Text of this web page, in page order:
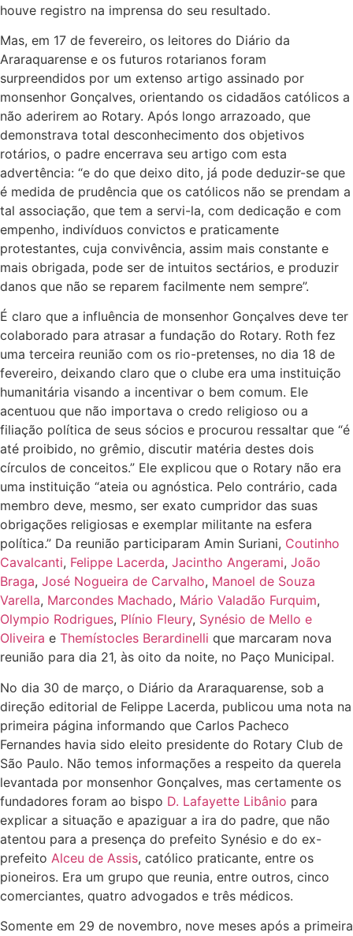
houve registro na imprensa do seu resultado.
Mas, em 17 de fevereiro, os leitores do Diário da
Araraquarense e os futuros rotarianos foram
surpreendidos por um extenso artigo assinado por
monsenhor Gonçalves, orientando os cidadãos católicos a
não aderirem ao Rotary. Após longo arrazoado, que
demonstrava total desconhecimento dos objetivos
rotários, o padre encerrava seu artigo com esta
advertência: “e do que deixo dito, já pode deduzir-se que
é medida de prudência que os católicos não se prendam a
tal associação, que tem a servi-la, com dedicação e com
empenho, indivíduos convictos e praticamente
protestantes, cuja convivência, assim mais constante e
mais obrigada, pode ser de intuitos sectários, e produzir
danos que não se reparem facilmente nem sempre”.
É claro que a influência de monsenhor Gonçalves deve ter
colaborado para atrasar a fundação do Rotary. Roth fez
uma terceira reunião com os rio-pretenses, no dia 18 de
fevereiro, deixando claro que o clube era uma instituição
humanitária visando a incentivar o bem comum. Ele
acentuou que não importava o credo religioso ou a
filiação política de seus sócios e procurou ressaltar que “é
até proibido, no grêmio, discutir matéria destes dois
círculos de conceitos.” Ele explicou que o Rotary não era
uma instituição “ateia ou agnóstica. Pelo contrário, cada
membro deve, mesmo, ser exato cumpridor das suas
obrigações religiosas e exemplar militante na esfera
política.” Da reunião participaram Amin Suriani, Coutinho
Cavalcanti, Felippe Lacerda, Jacintho Angerami, João
Braga, José Nogueira de Carvalho, Manoel de Souza
Varella, Marcondes Machado, Mário Valadão Furquim,
Olympio Rodrigues, Plínio Fleury, Synésio de Mello e
Oliveira e Themístocles Berardinelli que marcaram nova
reunião para dia 21, às oito da noite, no Paço Municipal.
No dia 30 de março, o Diário da Araraquarense, sob a
direção editorial de Felippe Lacerda, publicou uma nota na
primeira página informando que Carlos Pacheco
Fernandes havia sido eleito presidente do Rotary Club de
São Paulo. Não temos informações a respeito da querela
levantada por monsenhor Gonçalves, mas certamente os
fundadores foram ao bispo D. Lafayette Libânio para
explicar a situação e apaziguar a ira do padre, que não
atentou para a presença do prefeito Synésio e do ex-
prefeito Alceu de Assis, católico praticante, entre os
pioneiros. Era um grupo que reunia, entre outros, cinco
comerciantes, quatro advogados e três médicos.
Somente em 29 de novembro, nove meses após a primeira